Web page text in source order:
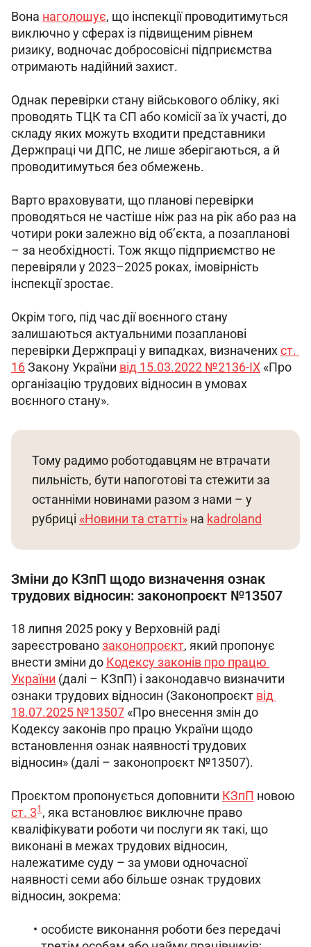
Вона наголошує, що інспекції проводитимуться
виключно у сферах із підвищеним рівнем
ризику, водночас добросовісні підприємства
отримають надійний захист.
Однак перевірки стану військового обліку, які
проводять ТЦК та СП або комісії за їх участі, до
складу яких можуть входити представники
Держпраці чи ДПС, не лише зберігаються, а й
проводитимуться без обмежень.
Варто враховувати, що планові перевірки
проводяться не частіше ніж раз на рік або раз на
чотири роки залежно від об’єкта, а позапланові
– за необхідності. Тож якщо підприємство не
перевіряли у 2023–2025 роках, імовірність
інспекції зростає.
Окрім того, під час дії воєнного стану
залишаються актуальними позапланові
перевірки Держпраці у випадках, визначених ст.
16 Закону України від 15.03.2022 №2136-IX «Про
організацію трудових відносин в умовах
воєнного стану».
Тому радимо роботодавцям не втрачати
пильність, бути напоготові та стежити за
останніми новинами разом з нами – у
рубриці «Новини та статті» на kadroland
Зміни до КЗпП щодо визначення ознак
трудових відносин: законопроєкт №13507
18 липня 2025 року у Верховній раді
зареєстровано законопроєкт, який пропонує
внести зміни до Кодексу законів про працю
України (далі – КЗпП) і законодавчо визначити
ознаки трудових відносин (Законопроєкт від
18.07.2025 №13507 «Про внесення змін до
Кодексу законів про працю України щодо
встановлення ознак наявності трудових
відносин» (далі – законопроєкт №13507).
Проєктом пропонується доповнити КЗпП новою
ст. 31 , яка встановлює виключне право
кваліфікувати роботи чи послуги як такі, що
виконані в межах трудових відносин,
належатиме суду – за умови одночасної
наявності семи або більше ознак трудових
відносин, зокрема:
особисте виконання роботи без передачі